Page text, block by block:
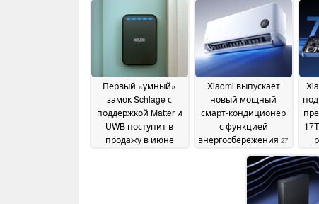
Первый «умный»
замок Schlage с
поддержкой Matter и
UWB поступит в
продажу в июне
Xiaomi выпускает
новый мощный
смарт-кондиционер
с функцией
энергосбережения 27
May 2026